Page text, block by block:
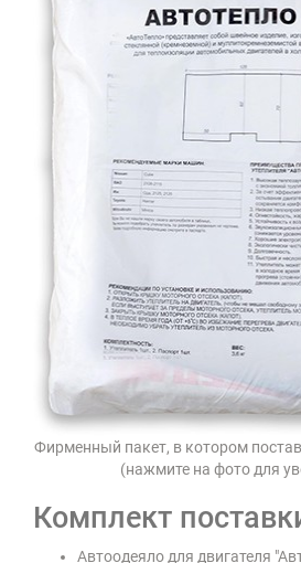
Фирменный пакет, в котором
(нажмите на фото для
Комплект
Автоодеяло для двигателя